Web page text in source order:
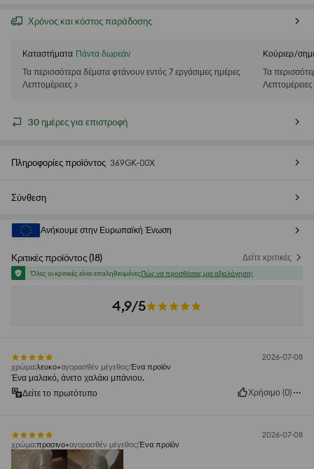
Χρόνος και κόστος παράδοσης
Καταστήματα Πάντα δωρεάν
Τα περισσότερα δέματα φτάνουν εντός 7 εργάσιμες ημέρες
Λεπτομέρειες >
Κούριερ/
Τα
Λεπτομέρειες
30 ημέρες για επιστροφή
Πληροφορίες προϊόντος 369GK-00X
Σύνθεση
Ανήκουμε στην Ευρωπαϊκή Ένωση
Κριτικές προϊόντος(18) Δείτε κριτικές
Όλες οι κριτικές είναι επαληθευμένεςΠώς να προσθέσεις μια αξιολόγηση;
4,9/5
2026-07-08
χρώμα:λευκο αγορασθέν μέγεθος:Ένα προϊόν
Ένα μαλακό, άνετο χαλάκι μπάνιου.
Δείτε το πρωτότυπο
Χρήσιμο (0)
2026-07-08
χρώμα:πρασινο αγορασθέν μέγεθος:Ένα προϊόν